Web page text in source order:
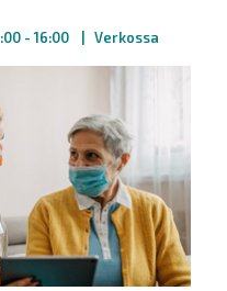
- 16:00 Verkossa